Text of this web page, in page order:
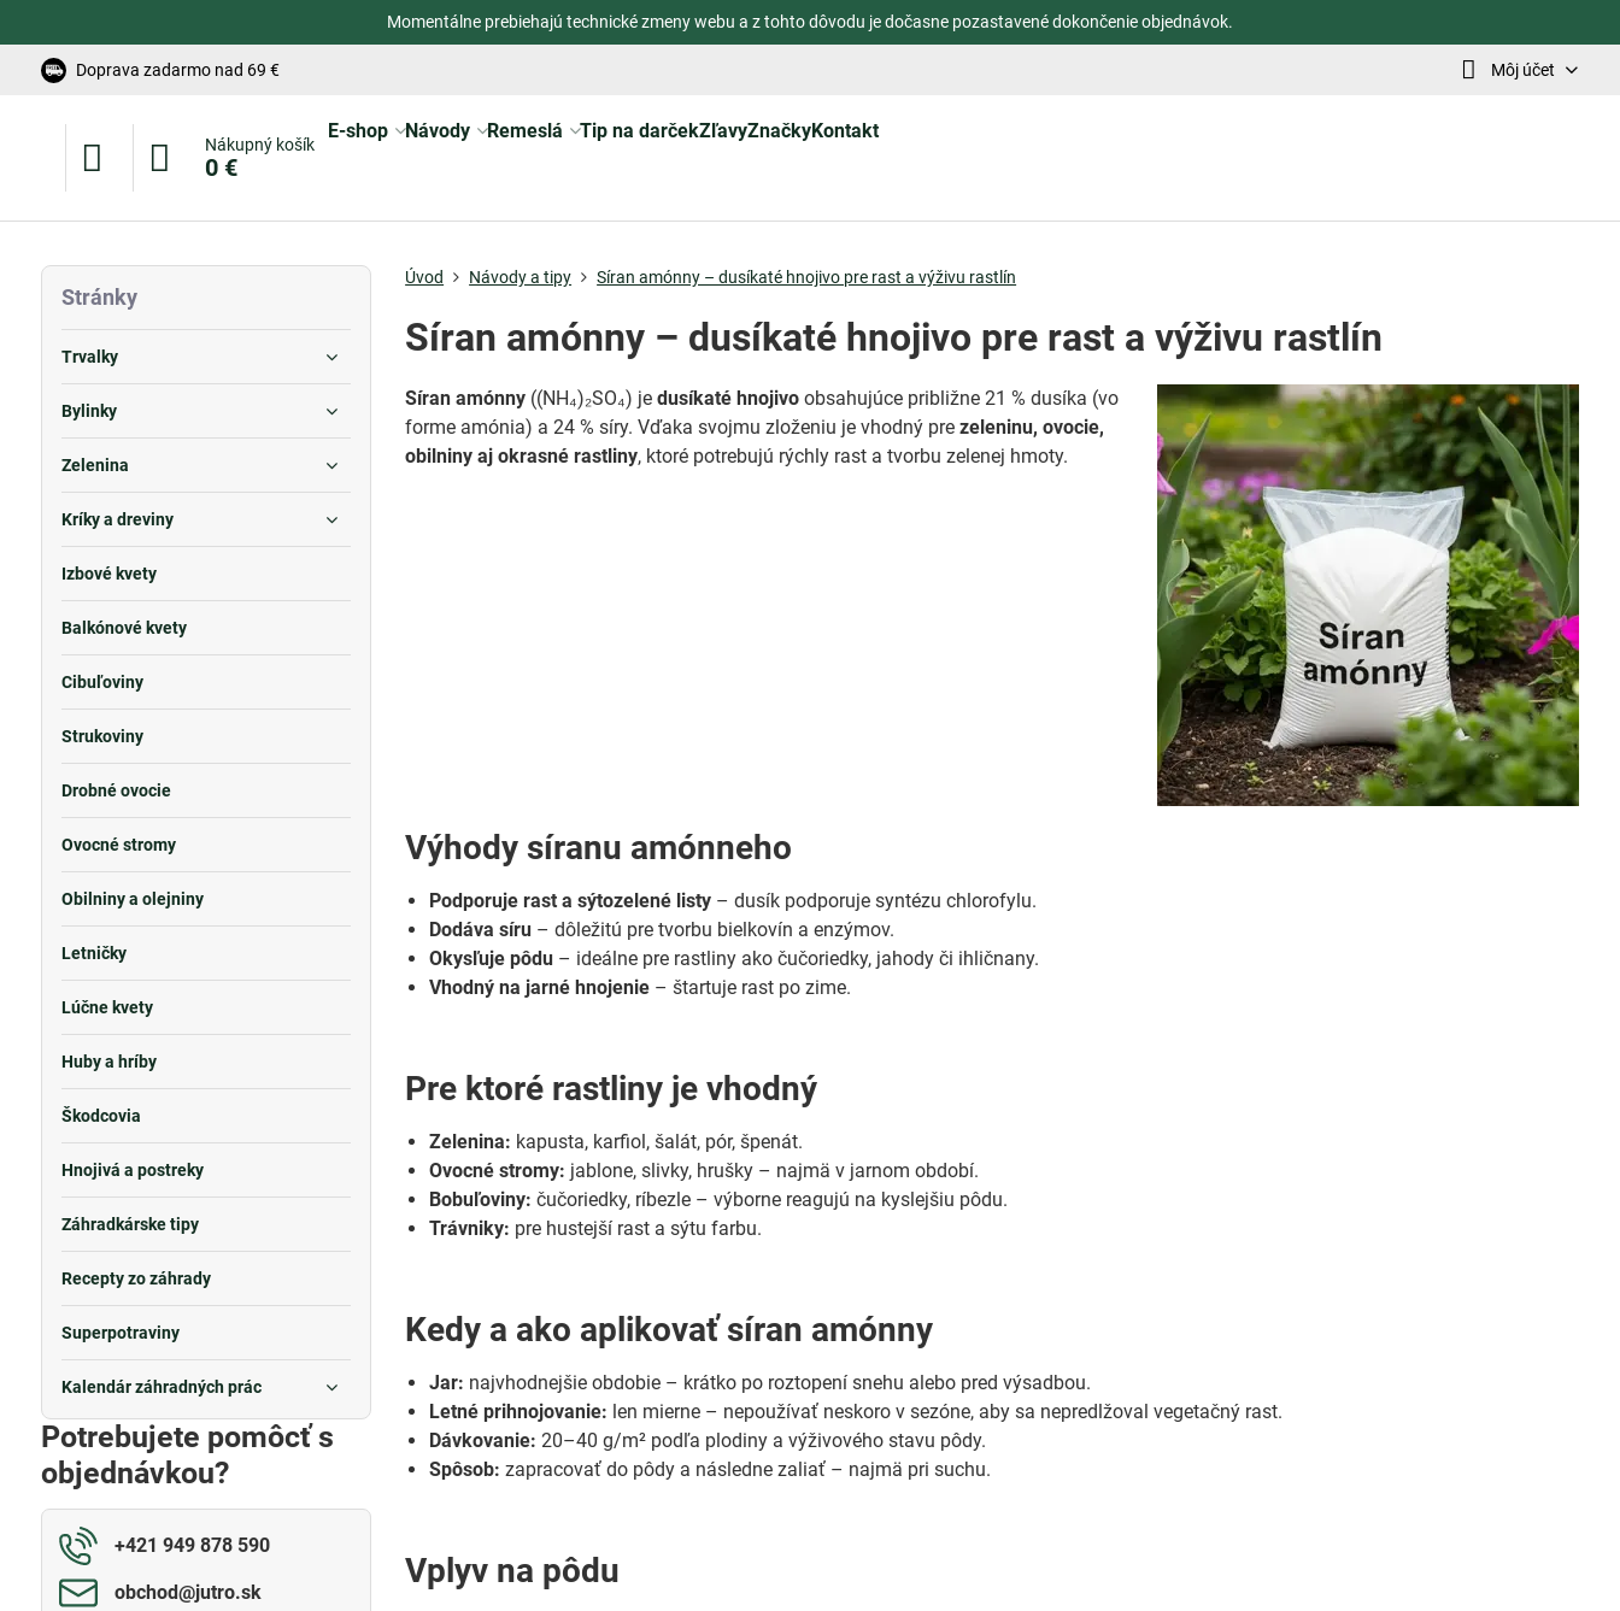
Momentálne prebiehajú technické zmeny webu a z tohto dôvodu je dočasne pozastavené dokončenie objednávok.
Doprava zadarmo nad 69 € Môj účet
Nákupný košík
0 €
E-shop Návody Remeslá Tip na darčekZľavyZnačkyKontakt
Úvod Návody a tipy Síran amónny – dusíkaté hnojivo pre rast a výživu rastlín
Síran amónny – dusíkaté hnojivo pre rast a výživu rastlín
Síran amónny ((NH₄)₂SO₄) jedusíkaté hnojivo obsahujúce približne 21 % dusíka (vo
forme amónia) a 24 % síry. Vďaka svojmu zloženiu je vhodný prezeleninu, ovocie,
obilniny aj okrasné rastliny, ktoré potrebujú rýchly rast a tvorbu zelenej hmoty.
Výhody síranu amónneho
Podporuje rast a sýtozelené listy – dusík podporuje syntézu chlorofylu.
Dodáva síru – dôležitú pre tvorbu bielkovín a enzýmov.
Okysľuje pôdu – ideálne pre rastliny ako čučoriedky, jahody či ihličnany.
Vhodný na jarné hnojenie – štartuje rast po zime.
Pre ktoré rastliny je vhodný
Zelenina: kapusta, karfiol, šalát, pór, špenát.
Ovocné stromy: jablone, slivky, hrušky – najmä v jarnom období.
Bobuľoviny: čučoriedky, ríbezle – výborne reagujú na kyslejšiu pôdu.
Trávniky: pre hustejší rast a sýtu farbu.
Kedy a ako aplikovať síran amónny
Jar: najvhodnejšie obdobie – krátko po roztopení snehu alebo pred výsadbou.
Letné prihnojovanie: len mierne – nepoužívať neskoro v sezóne, aby sa nepredlžoval vegetačný rast.
Dávkovanie: 20–40 g/m² podľa plodiny a výživového stavu pôdy.
Spôsob: zapracovať do pôdy a následne zaliať – najmä pri suchu.
Vplyv na pôdu
Stránky
Trvalky
Bylinky
Zelenina
Kríky a dreviny
Izbové kvety
Balkónové kvety
Cibuľoviny
Strukoviny
Drobné ovocie
Ovocné stromy
Obilniny a olejniny
Letničky
Lúčne kvety
Huby a hríby
Škodcovia
Hnojivá a postreky
Záhradkárske tipy
Recepty zo záhrady
Superpotraviny
Kalendár záhradných prác
Potrebujete pomôcť s
objednávkou?
+421 949 878 590
obchod​@jutro​.sk